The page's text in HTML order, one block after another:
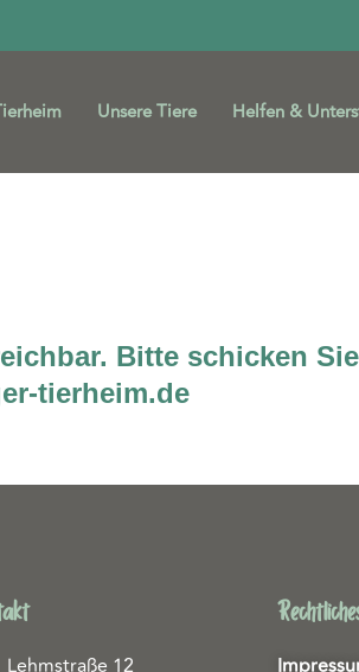
Unsere Tiere Helfen &
Bitte schicken
tierheim.de
Lehmstraße 12